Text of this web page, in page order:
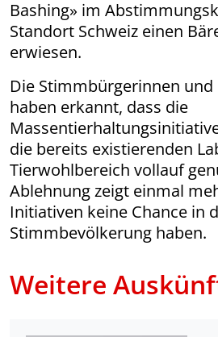
Bashing» im
Standort Schweiz einen
erwiesen.
Die Stimmbürgerinnen
haben erkannt, dass die
die bereits existierenden
Tierwohlbereich vollauf
Ablehnung zeigt einmal
Initiativen keine Chance in
Stimmbevölkerung haben.
Weitere